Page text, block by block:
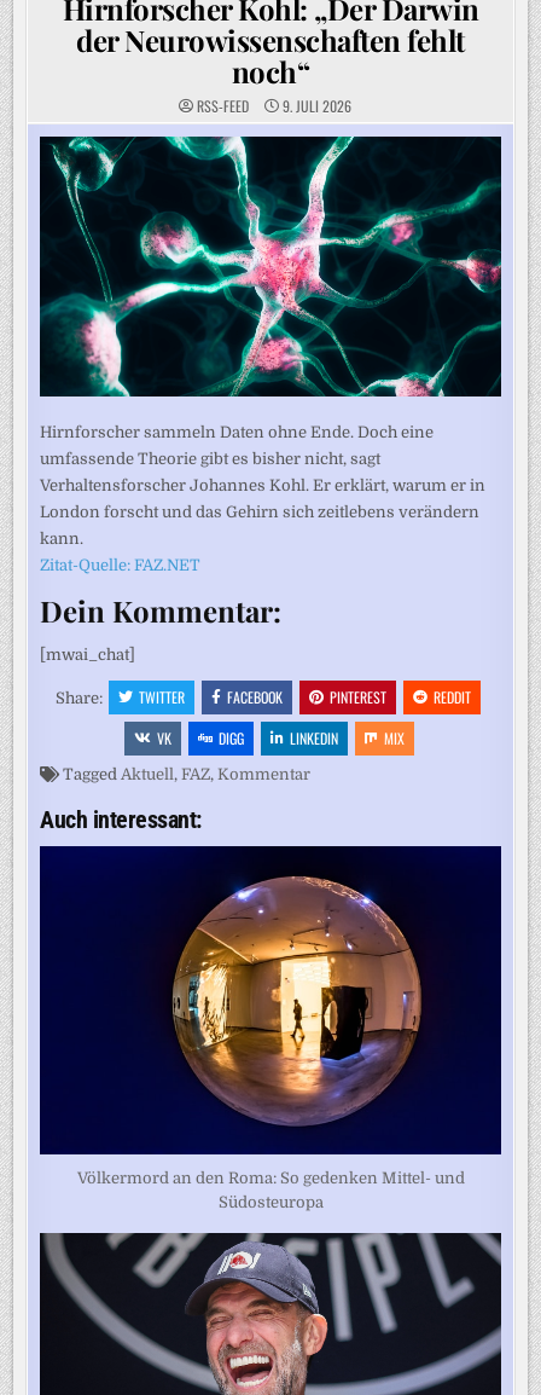
Hirnforscher Kohl: „Der Darwin
der Neurowissenschaften fehlt
noch“
RSS-FEED 9. JULI 2026
Hirnforscher sammeln Daten ohne Ende. Doch eine
umfassende Theorie gibt es bisher nicht, sagt
Verhaltensforscher Johannes Kohl. Er erklärt, warum er in
London forscht und das Gehirn sich zeitlebens verändern
kann.
Zitat-Quelle: FAZ.NET
Dein Kommentar:
[mwai_chat]
Share: TWITTER FACEBOOK PINTEREST
REDDIT
VK
DIGG LINKEDIN MIX
TaggedAktuell,FAZ,Kommentar
Auch interessant:
Völkermord an den Roma: So gedenken Mittel- und
Südosteuropa